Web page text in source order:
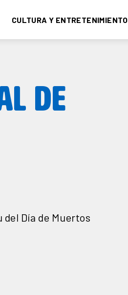
CULTURA Y ENTRETENIMIENTO
DE
Día de Muertos